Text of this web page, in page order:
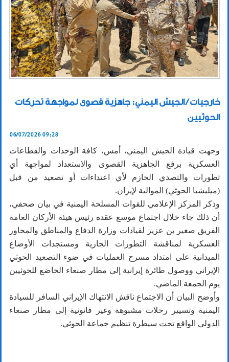
خارجيات / الجيش اليمني: جاهزية قصوى لمواجهة تحركات
الحوثيين
06/07/2026 09:28
وجهت قيادة الجيش اليمني، أمس، كافة الوحدات والقطاعات
العسكرية برفع الجاهزية القصوى والاستعداد لمواجهة أي
تطورات والتصدي الحازم لأي اعتداءات أو تصعيد من قبل
(ميليشيا الحوثي) الموالية لإيران.
وذكر المركز الإعلامي للقوات المسلحة اليمنية في بيان صحفي،
أن ذلك جاء خلال اجتماع موسع عقده رئيس هيئة الأركان العامة
الفريق صغير بن عزيز لقيادات وزارة الدفاع والمناطق والمحاور
العسكرية لمناقشة التطورات الجارية ومستجدات الأوضاع
الميدانية على امتداد مسرح العمليات في ضوء التصعيد الحوثي
الإيراني ووصول طائرة إيرانية إلى مطار صنعاء الخاضع للحوثيين
يوم الجمعة الماضي.
وأوضح البيان أن الاجتماع ناقش الانتهاك الإيراني السافر للسيادة
اليمنية وتسيير رحلات مشبوهة وغير قانونية إلى مطار صنعاء
الدولي الواقع تحت سيطرة تنظيم جماعة الحوثي.